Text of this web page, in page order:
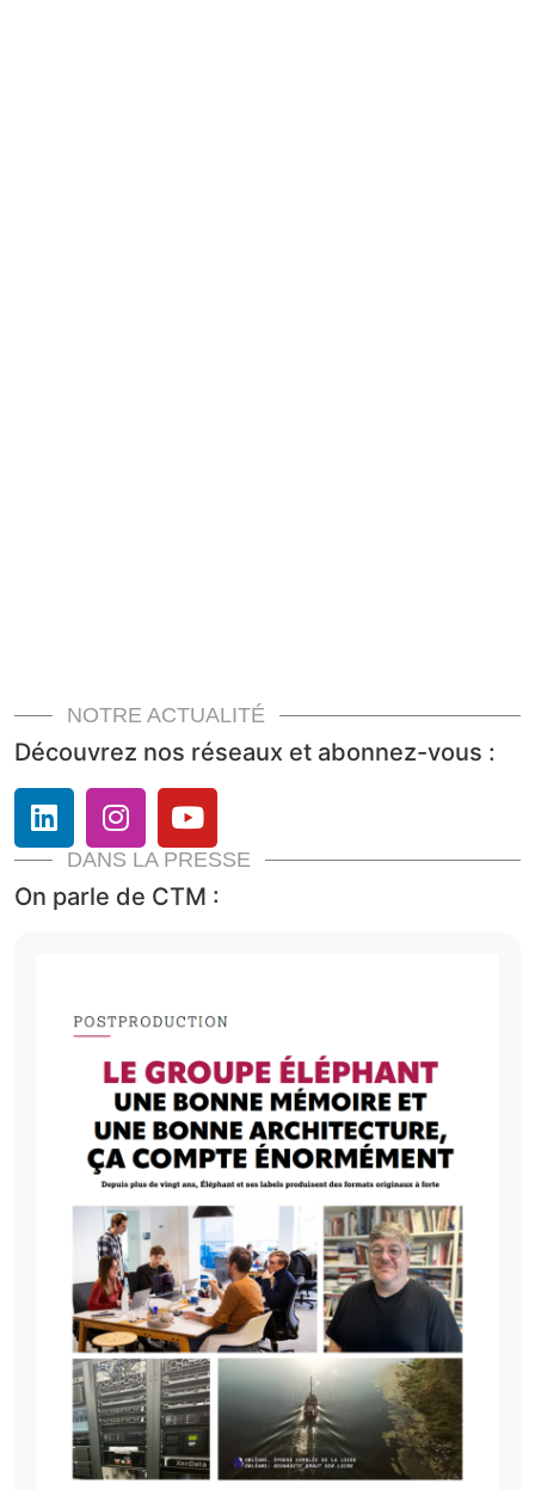
NOTRE ACTUALITÉ
Découvrez nos réseaux et abonnez-vous :
DANS LA PRESSE
On parle de CTM :